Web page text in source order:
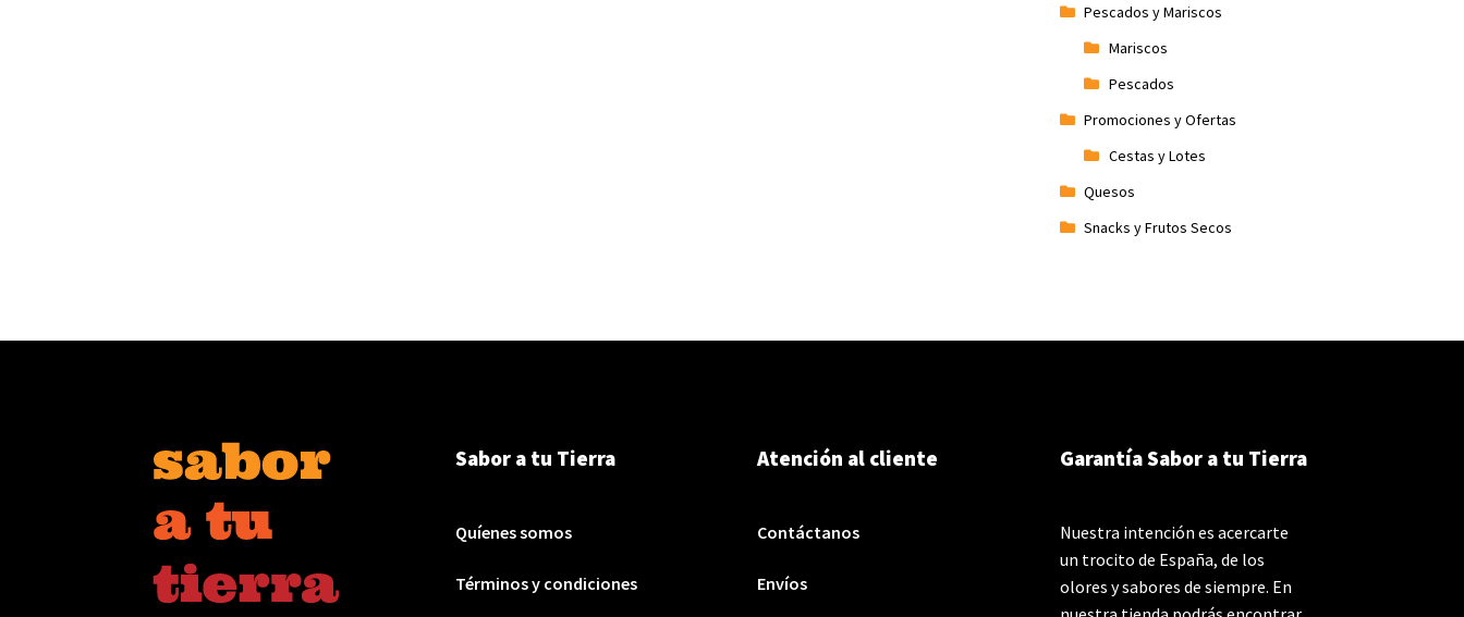
Pescados y Mariscos
Mariscos
Pescados
Promociones y Ofertas
Cestas y Lotes
Quesos
Snacks y Frutos Secos
Sabor a tu Tierra
Quíenes somos
Términos y condiciones
Atención al cliente
Contáctanos
Envíos
Garantía Sabor a tu Tierra
Nuestra intención es acercarte
un trocito de España, de los
olores y sabores de siempre. En